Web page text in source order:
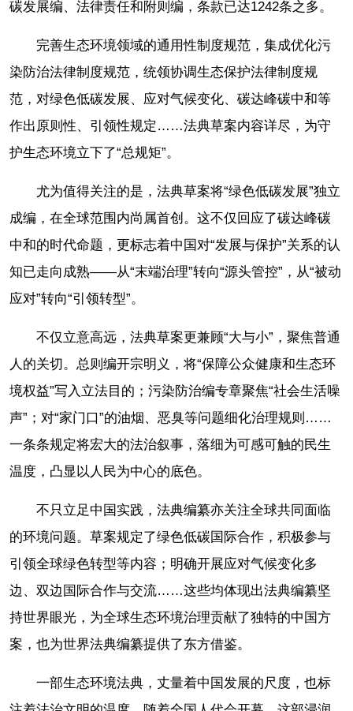
碳发展编、法律责任和附则编，条款已达1242条之多。
完善生态环境领域的通用性制度规范，集成优化污
染防治法律制度规范，统领协调生态保护法律制度规
范，对绿色低碳发展、应对气候变化、碳达峰碳中和等
作出原则性、引领性规定……法典草案内容详尽，为守
护生态环境立下了“总规矩”。
尤为值得关注的是，法典草案将“绿色低碳发展”独立
成编，在全球范围内尚属首创。这不仅回应了碳达峰碳
中和的时代命题，更标志着中国对“发展与保护”关系的认
知已走向成熟——从“末端治理”转向“源头管控”，从“被动
应对”转向“引领转型”。
不仅立意高远，法典草案更兼顾“大与小”，聚焦普通
人的关切。总则编开宗明义，将“保障公众健康和生态环
境权益”写入立法目的；污染防治编专章聚焦“社会生活噪
声”；对“家门口”的油烟、恶臭等问题细化治理规则……
一条条规定将宏大的法治叙事，落细为可感可触的民生
温度，凸显以人民为中心的底色。
不只立足中国实践，法典编纂亦关注全球共同面临
的环境问题。草案规定了绿色低碳国际合作，积极参与
引领全球绿色转型等内容；明确开展应对气候变化多
边、双边国际合作与交流……这些均体现出法典编纂坚
持世界眼光，为全球生态环境治理贡献了独特的中国方
案，也为世界法典编纂提供了东方借鉴。
一部生态环境法典，丈量着中国发展的尺度，也标